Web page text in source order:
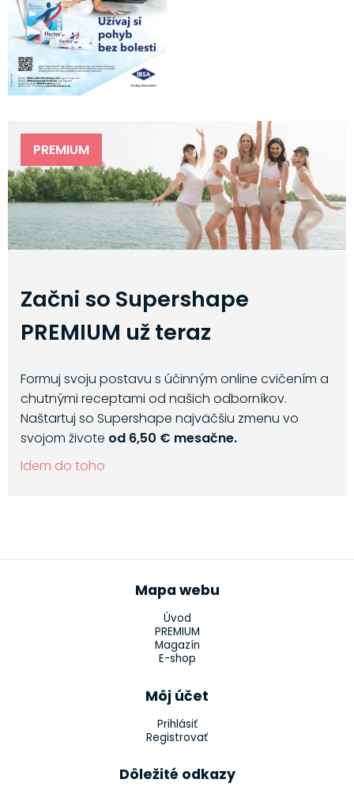
PREMIUM
Začni so Supershape
PREMIUM už teraz
Formuj svoju postavu s účinným online cvičením a
chutnými receptami od našich odborníkov.
Naštartuj so Supershape najväčšiu zmenu vo
svojom živote od 6,50 € mesačne.
Idem do toho
Mapa webu
Úvod
PREMIUM
Magazín
E-shop
Môj účet
Prihlásiť
Registrovať
Dôležité odkazy